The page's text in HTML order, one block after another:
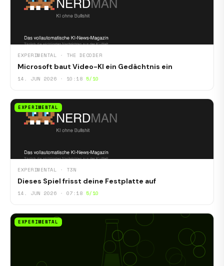
EXPERIMENTAL · THE DECODER
Microsoft baut Video-KI ein Gedächtnis ein
14. JUN 2026 · 10:18 5/10
EXPERIMENTAL
EXPERIMENTAL · T3N
Dieses Spiel frisst deine Festplatte auf
14. JUN 2026 · 07:18 5/10
EXPERIMENTAL